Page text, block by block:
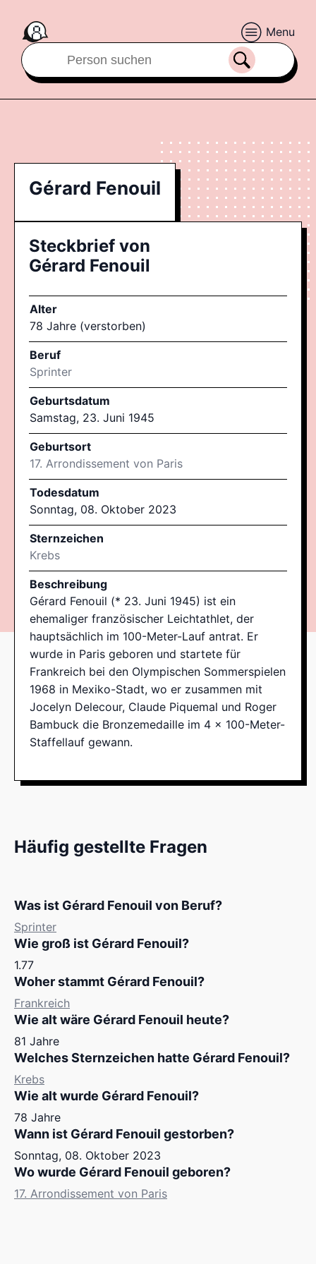
Menu
Gérard Fenouil
Steckbrief von
Gérard Fenouil
Alter
78 Jahre (verstorben)
Beruf
Sprinter
Geburtsdatum
Samstag, 23. Juni 1945
Geburtsort
17. Arrondissement von Paris
Todesdatum
Sonntag, 08. Oktober 2023
Sternzeichen
Krebs
Beschreibung
Gérard Fenouil (* 23. Juni 1945) ist ein
ehemaliger französischer Leichtathlet, der
hauptsächlich im 100-Meter-Lauf antrat. Er
wurde in Paris geboren und startete für
Frankreich bei den Olympischen Sommerspielen
1968 in Mexiko-Stadt, wo er zusammen mit
Jocelyn Delecour, Claude Piquemal und Roger
Bambuck die Bronzemedaille im 4 x 100-Meter-
Staffellauf gewann.
Häufig gestellte Fragen
Was ist Gérard Fenouil von Beruf?
Sprinter
Wie groß ist Gérard Fenouil?
1.77
Woher stammt Gérard Fenouil?
Frankreich
Wie alt wäre Gérard Fenouil heute?
81 Jahre
Welches Sternzeichen hatte Gérard Fenouil?
Krebs
Wie alt wurde Gérard Fenouil?
78 Jahre
Wann ist Gérard Fenouil gestorben?
Sonntag, 08. Oktober 2023
Wo wurde Gérard Fenouil geboren?
17. Arrondissement von Paris